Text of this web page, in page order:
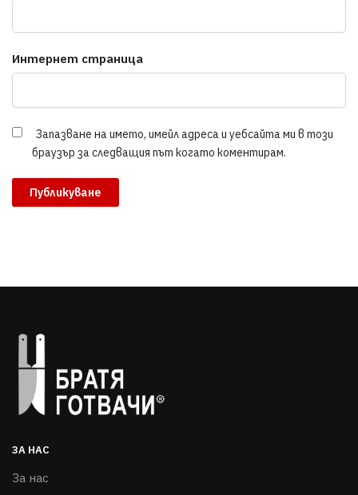
Интернет страница
Запазване на името, имейл адреса и уебсайта ми в този
браузър за следващия път когато коментирам.
ЗА НАС
За нас